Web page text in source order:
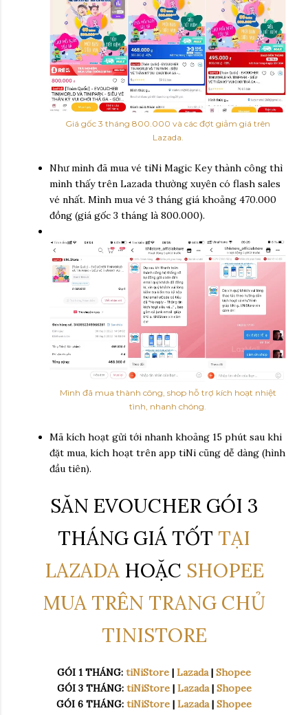
Giá gốc 3 tháng 800.000 và các đợt giảm giá trên
Lazada.
Như mình đã mua vé tiNi Magic Key thành công thì
mình thấy trên Lazada thường xuyên có flash sales
vé nhất. Mình mua vé 3 tháng giá khoảng 470.000
đồng (giá gốc 3 tháng là 800.000).
Mình đã mua thành công, shop hỗ trợ kích hoạt nhiệt
tình, nhanh chóng.
Mã kích hoạt gửi tới nhanh khoảng 15 phút sau khi
đặt mua, kích hoạt trên app tiNi cũng dễ dàng (hình
đầu tiên).
SĂN EVOUCHER GÓI 3
THÁNG GIÁ TỐT TẠI
LAZADAHOẶC SHOPEE
MUA TRÊN TRANG CHỦ
TINISTORE
GÓI 1 THÁNG: tiNiStore | Lazada| Shopee
GÓI 3 THÁNG: tiNiStore| Lazada| Shopee
GÓI 6 THÁNG: tiNiStore | Lazada| Shopee